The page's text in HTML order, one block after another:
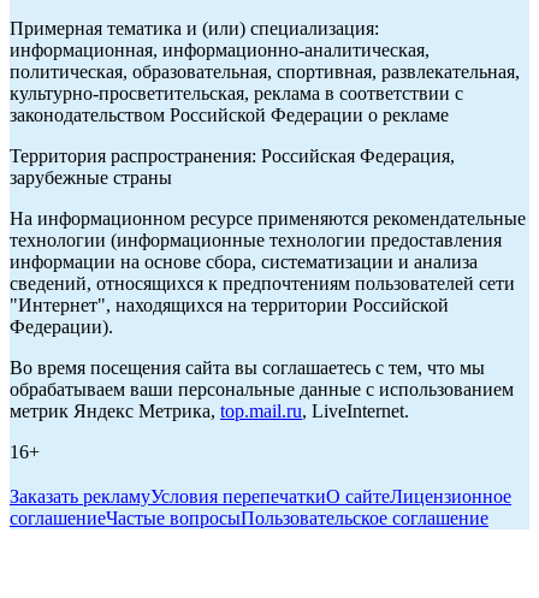
Примерная тематика и (или) специализация:
информационная, информационно-аналитическая,
политическая, образовательная, спортивная, развлекательная,
культурно-просветительская, реклама в соответствии с
законодательством Российской Федерации о рекламе
Территория распространения: Российская Федерация,
зарубежные страны
На информационном ресурсе применяются рекомендательные
технологии (информационные технологии предоставления
информации на основе сбора, систематизации и анализа
сведений, относящихся к предпочтениям пользователей сети
"Интернет", находящихся на территории Российской
Федерации).
Во время посещения сайта вы соглашаетесь с тем, что мы
обрабатываем ваши персональные данные с использованием
метрик Яндекс Метрика, top.mail.ru, LiveInternet.
16+
Заказать рекламуУсловия перепечаткиО сайтеЛицензионное
соглашениеЧастые вопросыПользовательское соглашение